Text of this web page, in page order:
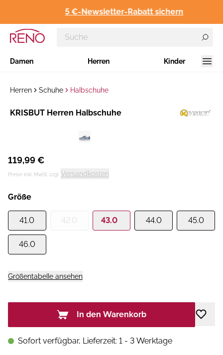
5 €-Newsletter-Rabatt sichern
Damen Herren Kinder
Herren Schuhe Halbschuhe
Hersteller:
KRISBUT Herren Halbschuhe
119,99 €
Preise inkl. MwSt. zzgl. Versandkosten
Größe
41.0 42.0 43.0 44.0 45.0
46.0
Größentabelle ansehen
In den Warenkorb
Sofort verfügbar, Lieferzeit: 1 - 3 Werktage